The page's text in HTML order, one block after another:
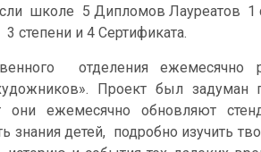
школе 5 Дипломов Лауреатов
степени и 4 Сертификата.
отделения ежемесячно
Проект был задуман
они ежемесячно обновляют
знания детей, подробно изучить